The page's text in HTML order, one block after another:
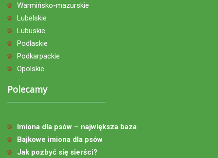
Warmińsko-mazurskie
Lubelskie
Lubuskie
Podlaskie
Podkarpackie
Opolskie
Polecamy
Imiona dla psów – największa baza
Bajkowe imiona dla psów
Jak pozbyć się sierści?